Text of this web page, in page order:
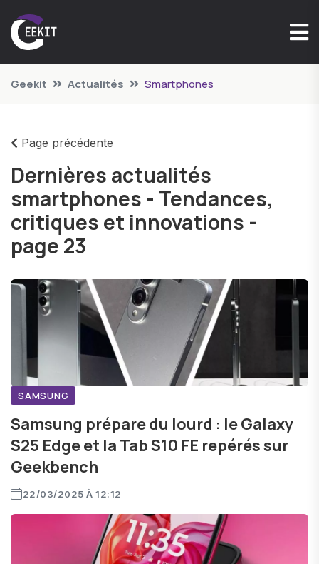
Geekit Actualités Smartphones
Page précédente
Dernières actualités
smartphones - Tendances,
critiques et innovations -
page 23
SAMSUNG
Samsung prépare du lourd : le Galaxy
S25 Edge et la Tab S10 FE repérés sur
Geekbench
22/03/2025 À 12:12